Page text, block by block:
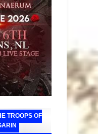
TROOPS OF